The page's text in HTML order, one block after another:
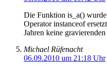
Die Funktion is_a()
Operator instanceof
Jahren keine
Michael Rüfenacht
06.09.2010 um 21:18 Uhr